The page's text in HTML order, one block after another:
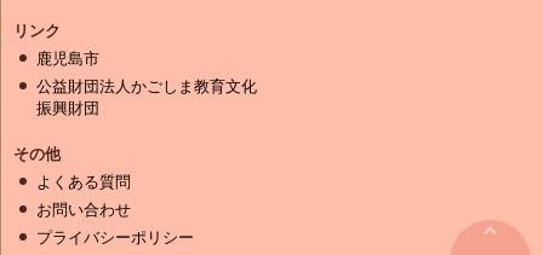
リンク
鹿児島市
公益財団法人かごしま教育文化
振興財団
その他
よくある質問
お問い合わせ
プライバシーポリシー